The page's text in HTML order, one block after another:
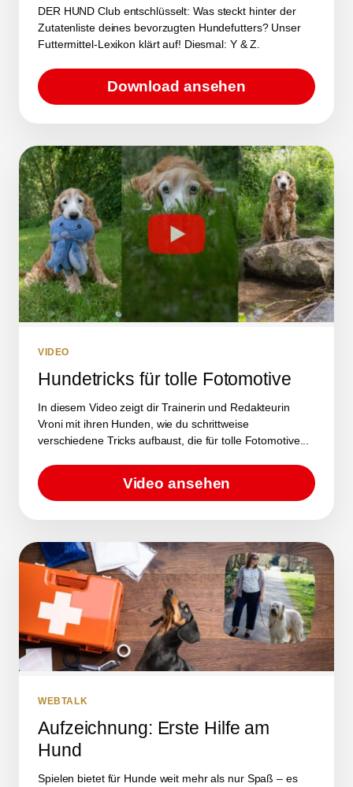
DER HUND Club entschlüsselt: Was steckt hinter der
Zutatenliste deines bevorzugten Hundefutters? Unser
Futtermittel-Lexikon klärt auf! Diesmal: Y & Z.
Download ansehen
VIDEO
Hundetricks für tolle Fotomotive
In diesem Video zeigt dir Trainerin und Redakteurin
Vroni mit ihren Hunden, wie du schrittweise
verschiedene Tricks aufbaust, die für tolle Fotomotive...
Video ansehen
WEBTALK
Aufzeichnung: Erste Hilfe am
Hund
Spielen bietet für Hunde weit mehr als nur Spaß – es